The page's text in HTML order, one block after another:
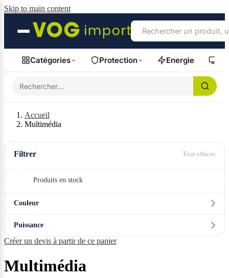
Skip to main content
Catégories Protection Energie
Accueil
Multimédia
Filtrer Tout effacer
Produits en stock
Couleur
Puissance
Créer un devis à partir de ce panier
Multimédia